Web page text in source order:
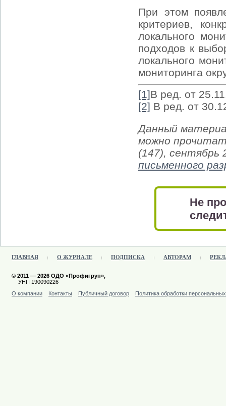
При этом
критериев,
локального
подходов к
локального
мониторинга
[1]В ред. от
[2] В ред. от
Данный
можно
(147), сентябрь
письменного
Не
ГЛАВНАЯ О ЖУРНАЛЕ ПОДПИСКА АВТОРАМ
© 2011 — 2026 ОДО «Профигруп»,
УНП 190090226
О компании
Контакты Публичный договор Политика обработки